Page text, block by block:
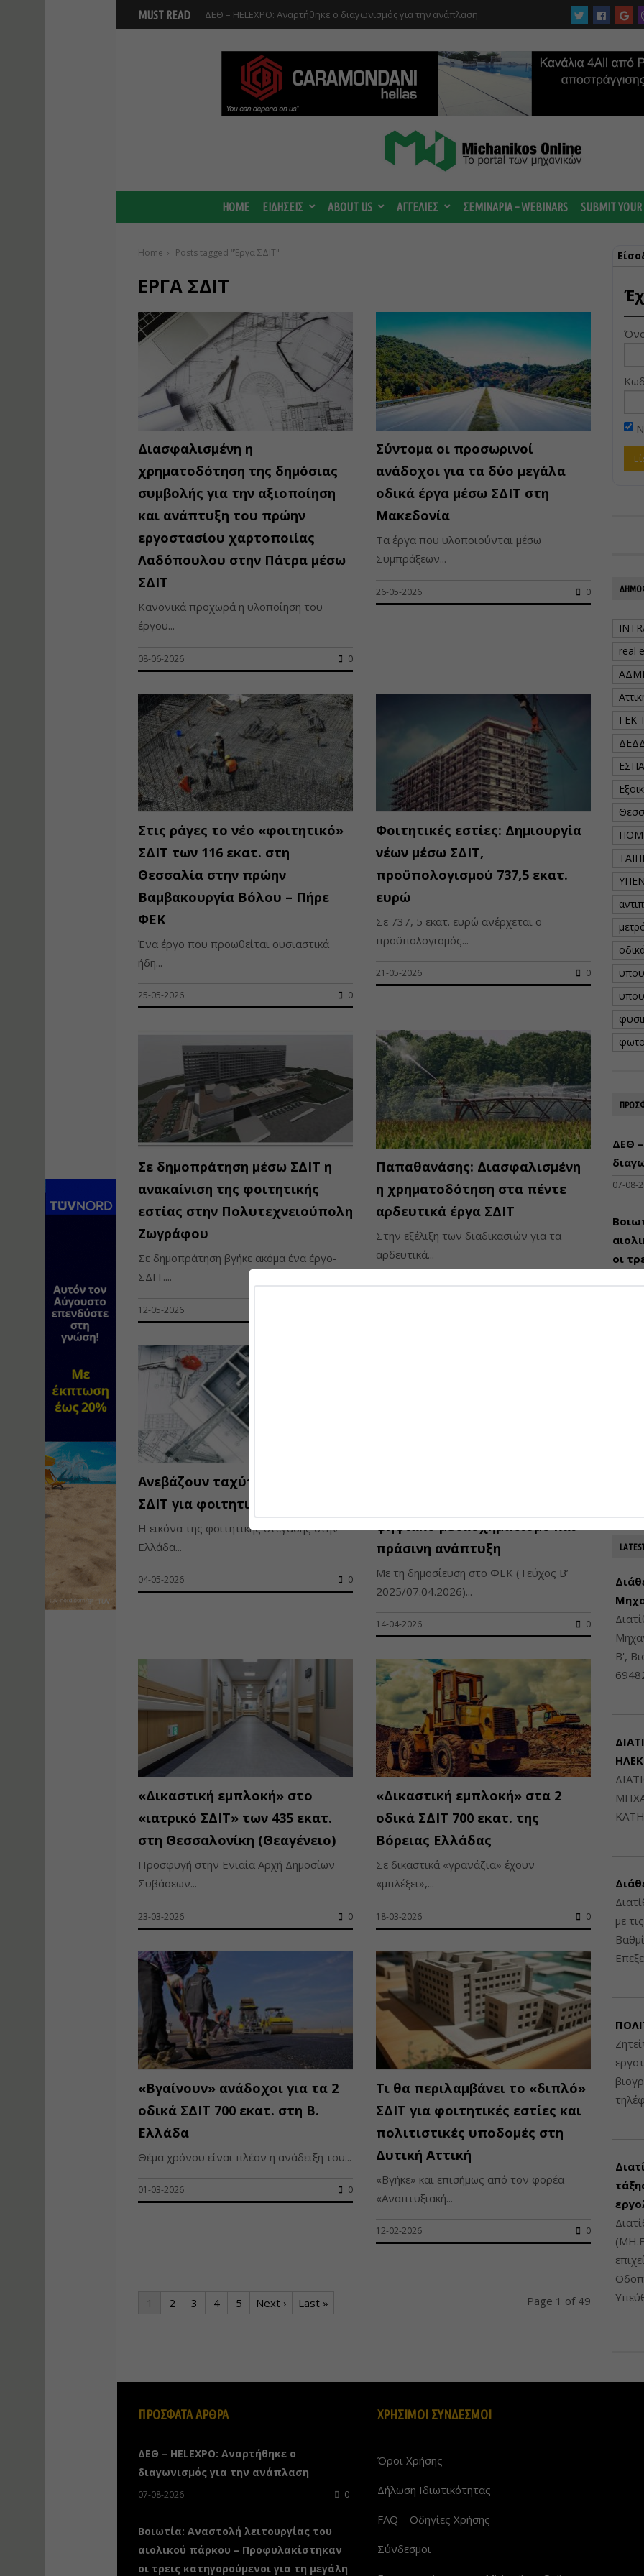
MUST READ ΔΕΘ – HELEXPO: Αναρτήθηκε ο διαγωνισμός για την ανάπλαση
Προφυλακίστηκαν οι τρεις κατηγορούμενοι για τη μεγάλη πυρκαγιά
HOME ΕΙΔΗΣΕΙΣ ABOUT US ΑΓΓΕΛΙΕΣ ΣΕΜΙΝΑΡΙΑ – WEBINARS SUBMIT
Home Posts tagged "Έργα ΣΔΙΤ"
ΈΡΓΑ ΣΔΙΤ
Διασφαλισμένη η
χρηματοδότηση της δημόσιας
συμβολής για την αξιοποίηση
και ανάπτυξη του πρώην
εργοστασίου χαρτοποιίας
Λαδόπουλου στην Πάτρα μέσω
ΣΔΙΤ
Κανονικά προχωρά η υλοποίηση του
έργου...
08-06-2026 0
Σύντομα οι προσωρινοί
ανάδοχοι για τα δύο μεγάλα
οδικά έργα μέσω ΣΔΙΤ στη
Μακεδονία
Τα έργα που υλοποιούνται μέσω
Συμπράξεων...
26-05-2026 0
Στις ράγες το νέο «φοιτητικό»
ΣΔΙΤ των 116 εκατ. στη
Θεσσαλία στην πρώην
Βαμβακουργία Βόλου – Πήρε
ΦΕΚ
Ένα έργο που προωθείται ουσιαστικά
ήδη...
25-05-2026 0
Φοιτητικές εστίες: Δημιουργία
νέων μέσω ΣΔΙΤ,
προϋπολογισμού 737,5 εκατ.
ευρώ
Σε 737, 5 εκατ. ευρώ ανέρχεται ο
προϋπολογισμός...
21-05-2026 0
Σε δημοπράτηση μέσω ΣΔΙΤ η
ανακαίνιση της φοιτητικής
εστίας στην Πολυτεχνειούπολη
Ζωγράφου
Σε δημοπράτηση βγήκε ακόμα ένα έργο-
ΣΔΙΤ....
12-05-2026
Παπαθανάσης: Διασφαλισμένη
η χρηματοδότηση στα πέντε
αρδευτικά έργα ΣΔΙΤ
Στην εξέλιξη των διαδικασιών για τα
αρδευτικά...
12-05-2026 0
Ανεβάζουν ταχύτητα τα μεγάλα
ΣΔΙΤ για φοιτητικές εστίες
Η εικόνα της φοιτητικής στέγασης στην
Ελλάδα...
04-05-2026 0
ψηφιακό μετασχηματισμό και
πράσινη ανάπτυξη
Με τη δημοσίευση στο ΦΕΚ (Τεύχος Β’
2025/07.04.2026)...
14-04-2026 0
«Δικαστική εμπλοκή» στο
«ιατρικό ΣΔΙΤ» των 435 εκατ.
στη Θεσσαλονίκη (Θεαγένειο)
Προσφυγή στην Ενιαία Αρχή Δημοσίων
Συβάσεων...
23-03-2026 0
«Δικαστική εμπλοκή» στα 2
οδικά ΣΔΙΤ 700 εκατ. της
Βόρειας Ελλάδας
Σε δικαστικά «γρανάζια» έχουν
«μπλέξει»,...
18-03-2026 0
«Βγαίνουν» ανάδοχοι για τα 2
οδικά ΣΔΙΤ 700 εκατ. στη Β.
Ελλάδα
Θέμα χρόνου είναι πλέον η ανάδειξη του...
01-03-2026 0
Τι θα περιλαμβάνει το «διπλό»
ΣΔΙΤ για φοιτητικές εστίες και
πολιτιστικές υποδομές στη
Δυτική Αττική
«Βγήκε» και επισήμως από τον φορέα
«Αναπτυξιακή...
12-02-2026 0
1 2 3 4 5 Next › Last » Page 1 of 49
real
ΓΕΚ
ΕΣΠΑ
ΥΠΕΝ
ΔΕΘ
07-08-
οι
Στο
του
Β',
με
ΠΡΟΣΦΑΤΑ ΑΡΘΡΑ
ΔΕΘ – HELEXPO: Αναρτήθηκε ο
διαγωνισμός για την ανάπλαση
07-08-2026 0
Βοιωτία: Αναστολή λειτουργίας του
αιολικού πάρκου – Προφυλακίστηκαν
οι τρεις κατηγορούμενοι για τη μεγάλη
ΧΡΗΣΙΜΟΙ ΣΥΝΔΕΣΜΟΙ
Όροι Χρήσης
Δήλωση Ιδιωτικότητας
FAQ – Οδηγίες Χρήσης
Σύνδεσμοι